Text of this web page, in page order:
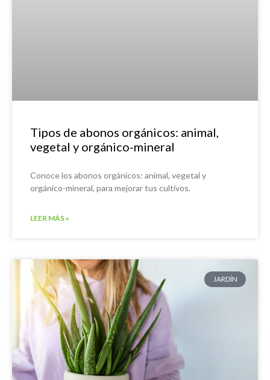
Tipos de abonos orgánicos: animal,
vegetal y orgánico-mineral
Conoce los abonos orgánicos: animal, vegetal y
orgánico-mineral, para mejorar tus cultivos.
LEER MÁS »
JARDÍN